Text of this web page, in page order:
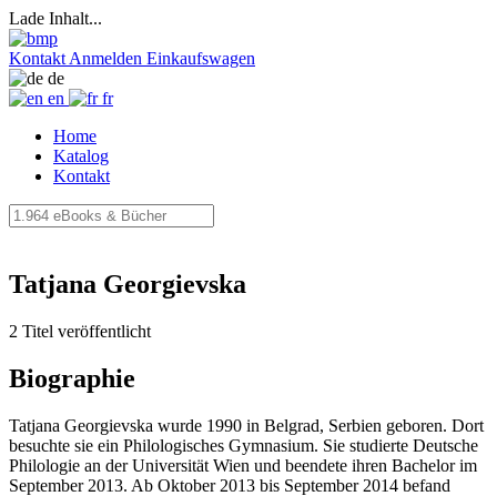
Lade Inhalt...
Kontakt Anmelden Einkaufswagen
de
en
fr
Home
Katalog
Kontakt
Tatjana Georgievska
2 Titel veröffentlicht
Biographie
Tatjana Georgievska wurde 1990 in Belgrad, Serbien geboren. Dort
besuchte sie ein Philologisches Gymnasium. Sie studierte Deutsche
Philologie an der Universität Wien und beendete ihren Bachelor im
September 2013. Ab Oktober 2013 bis September 2014 befand